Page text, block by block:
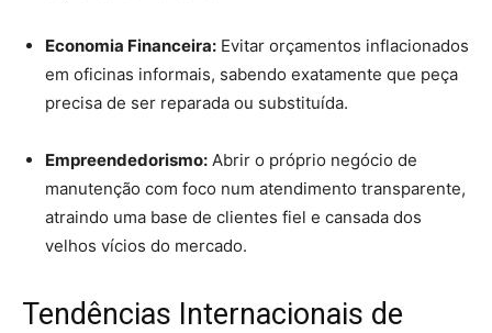
Economia Financeira: Evitar orçamentos inflacionados
em oficinas informais, sabendo exatamente que peça
precisa de ser reparada ou substituída.
Empreendedorismo: Abrir o próprio negócio de
manutenção com foco num atendimento transparente,
atraindo uma base de clientes fiel e cansada dos
velhos vícios do mercado.
Tendências Internacionais de